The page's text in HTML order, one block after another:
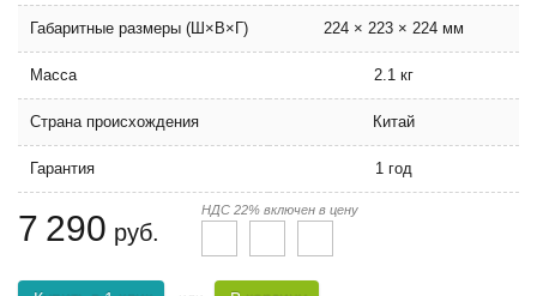
Габаритные размеры (Ш×В×Г) 224 × 223 × 224 мм
Масса 2.1 кг
Страна происхождения Китай
Гарантия 1 год
7 290 руб.
НДС 22% включен в цену